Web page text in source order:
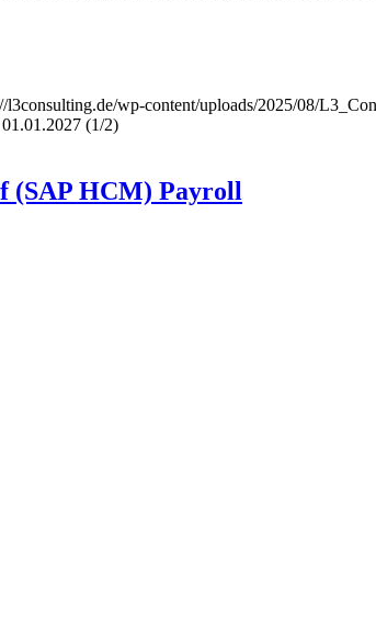
l3consulting.de/wp-content/uploads/2025/08/
(1/2)
(SAP HCM) Payroll